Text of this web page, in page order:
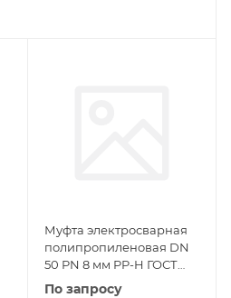
Муфта электросварная
полипропиленовая DN
50 PN 8 мм PP-H ГОСТ
32415-2013
По запросу